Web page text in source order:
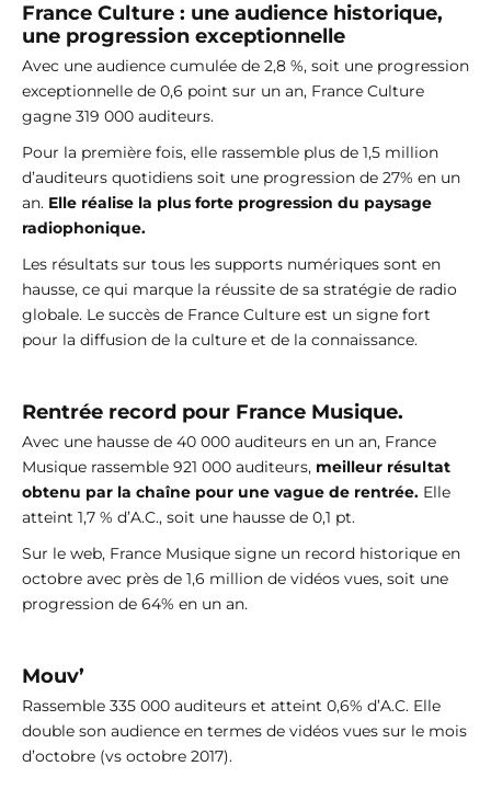
France Culture : une audience historique,
une progression exceptionnelle
Avec une audience cumulée de 2,8 %, soit une progression
exceptionnelle de 0,6 point sur un an, France Culture
gagne 319 000 auditeurs.
Pour la première fois, elle rassemble plus de 1,5 million
d’auditeurs quotidiens soit une progression de 27% en un
an. Elle réalise la plus forte progression du paysage
radiophonique.
Les résultats sur tous les supports numériques sont en
hausse, ce qui marque la réussite de sa stratégie de radio
globale. Le succès de France Culture est un signe fort
pour la diffusion de la culture et de la connaissance.
Rentrée record pour France Musique.
Avec une hausse de 40 000 auditeurs en un an, France
Musique rassemble 921 000 auditeurs, meilleur résultat
obtenu par la chaîne pour une vague de rentrée. Elle
atteint 1,7 % d’A.C., soit une hausse de 0,1 pt.
Sur le web, France Musique signe un record historique en
octobre avec près de 1,6 million de vidéos vues, soit une
progression de 64% en un an.
Mouv’
Rassemble 335 000 auditeurs et atteint 0,6% d’A.C. Elle
double son audience en termes de vidéos vues sur le mois
d’octobre (vs octobre 2017).